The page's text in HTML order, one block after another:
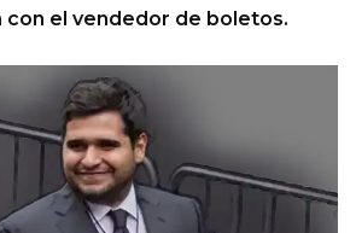
con el vendedor de boletos.